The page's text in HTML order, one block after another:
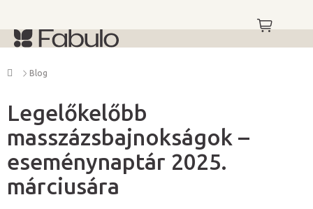
KOSÁR
Kezdőlap
Blog
Legelőkelőbb
masszázsbajnokságok –
eseménynaptár 2025.
márciusára